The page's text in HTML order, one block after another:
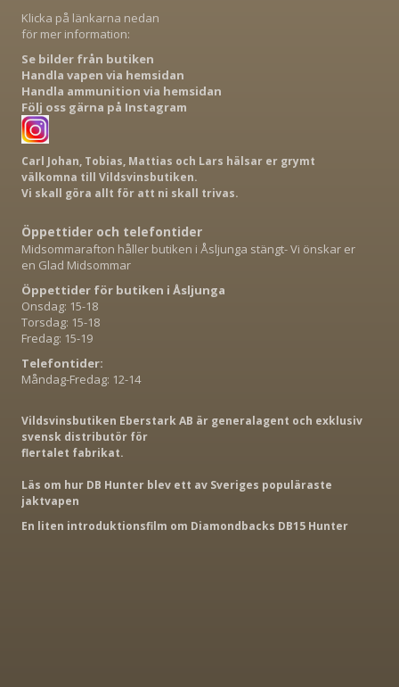
Klicka på länkarna nedan
för mer information:
Se bilder från butiken
Handla vapen via hemsidan
Handla ammunition via hemsidan
Följ oss gärna på Instagram
Carl Johan, Tobias, Mattias och Lars hälsar er grymt
välkomna till Vildsvinsbutiken.
Vi skall göra allt för att ni skall trivas.
Öppettider och telefontider
Midsommarafton håller butiken i Åsljunga stängt- Vi önskar er
en Glad Midsommar
Öppettider för butiken i Åsljunga
Onsdag: 15-18
Torsdag: 15-18
Fredag: 15-19
Telefontider:
Måndag-Fredag: 12-14
Vildsvinsbutiken Eberstark AB är generalagent och exklusiv
svensk distributör för
flertalet fabrikat.
Läs om hur DB Hunter blev ett av Sveriges populäraste
jaktvapen
En liten introduktionsfilm om Diamondbacks DB15 Hunter